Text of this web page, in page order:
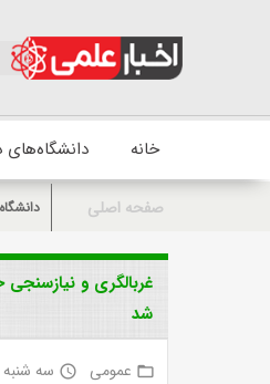
خانه دانشگاه‌های
صفحه اصلی
غربالگری و
شد
folder_open عمومی access_time سه شنبه 3 مرداد 1402 ساعت 7:56